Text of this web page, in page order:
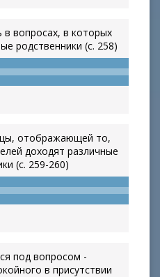
в вопросах, в которых
родственники (с. 258)
отображающей то,
доходят различные
(с. 259-260)
под вопросом -
в присутствии